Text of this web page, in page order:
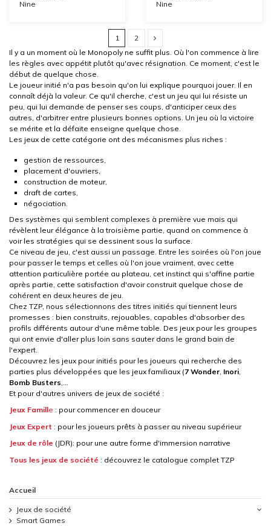
Nine
Nine
1
2
Il y a un moment où le Monopoly ne suffit plus. Où l'on commence à lire
les règles avec appétit plutôt qu'avec résignation. Ce moment, c'est le
début de quelque chose.
Le joueur initié n'a pas besoin qu'on lui explique pourquoi jouer. Il en
connaît déjà la valeur. Ce qu'il cherche, c'est un jeu qui lui résiste un
peu, qui lui demande de penser ses coups, d'anticiper ceux des
autres, d'arbitrer entre plusieurs bonnes options. Un jeu où la victoire
se mérite et la défaite enseigne quelque chose.
Les jeux de cette catégorie ont des mécanismes plus riches :
gestion de ressources,
placement d'ouvriers,
construction de moteur,
draft de cartes,
négociation.
Des systèmes qui semblent complexes à première vue mais qui
révèlent leur élégance à la troisième partie, quand on commence à
voir les stratégies qui se dessinent sous la surface.
Ce niveau de jeu, c'est aussi un passage. Entre les soirées où l'on joue
pour passer le temps et celles où l'on joue vraiment, avec cette
attention particulière portée au plateau, cet instinct qui s'affine partie
après partie, cette satisfaction d'avoir construit quelque chose de
cohérent en deux heures de jeu.
Chez TZP, nous sélectionnons des titres initiés qui tiennent leurs
promesses : bien construits, rejouables, capables d'absorber des
profils différents autour d'une même table. Des jeux pour les groupes
qui ont envie d'aller plus loin sans sauter dans le grand bain de
l'expert.
Découvrez les jeux pour initiés pour les joueurs qui recherche des
parties plus développées que les jeux familiaux (7 Wonder Inori
Bomb Busters
Et pour d'autres univers de jeux de société :
Jeux Famille : pour commencer en douceur
Jeux Expert : pour les joueurs prêts à passer au niveau supérieur
Jeux de rôle (JDR): pour une autre forme d'immersion narrative
Tous les jeux de société : découvrez le catalogue complet TZP
Accueil
Jeux de société
Smart Games